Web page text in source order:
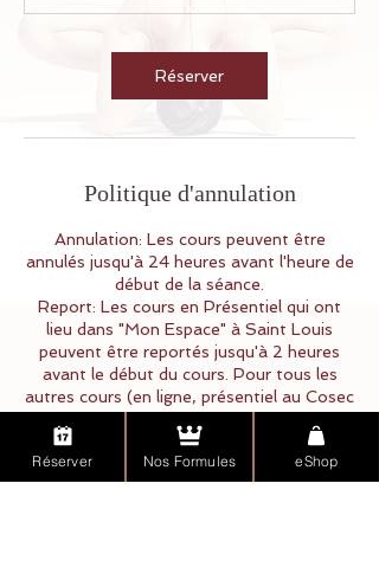
Réserver
Politique d'annulation
Annulation: Les cours peuvent être
annulés jusqu'à 24 heures avant l'heure de
début de la séance.
Report: Les cours en Présentiel qui ont
lieu dans "Mon Espace" à Saint Louis
peuvent être reportés jusqu'à 2 heures
avant le début du cours. Pour tous les
autres cours (en ligne, présentiel au Cosec
heure avant le début de la séance.
Cette politique ne s'applique pas aux
stages/week-end Yoga, qui requièrent le
Réserver Nos Formules eShop